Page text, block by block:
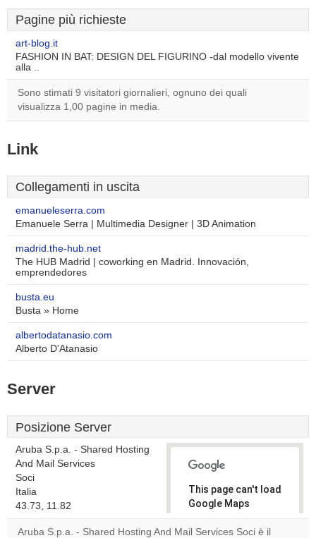
Pagine più richieste
art-blog.it
FASHION IN BAT: DESIGN DEL FIGURINO -dal modello vivente
alla ..
Sono stimati 9 visitatori giornalieri, ognuno dei quali
visualizza 1,00 pagine in media.
Link
Collegamenti in uscita
emanueleserra.com
Emanuele Serra | Multimedia Designer | 3D Animation
madrid.the-hub.net
The HUB Madrid | coworking en Madrid. Innovación,
emprendedores
busta.eu
Busta » Home
albertodatanasio.com
Alberto D'Atanasio
Server
Posizione Server
Aruba S.p.a. - Shared Hosting
And Mail Services
Soci
Italia
43.73, 11.82
This page can't load
Google Maps
correctly.
Aruba S.p.a. - Shared Hosting And Mail Services Soci è il